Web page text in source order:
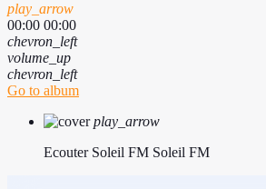
play_arrow
00:00 00:00
chevron_left
volume_up
chevron_left
Go to album
play_arrow
Ecouter Soleil FM Soleil FM